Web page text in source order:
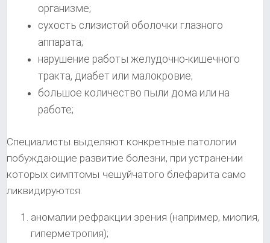
организме;
сухость слизистой оболочки глазного
аппарата;
нарушение работы желудочно-кишечного
тракта, диабет или малокровие;
большое количество пыли дома или на
работе;
Специалисты выделяют конкретные патологии
побуждающие развитие болезни, при устранении
которых симптомы чешуйчатого блефарита само
ликвидируются:
аномалии рефракции зрения (например, миопия,
гиперметропия);